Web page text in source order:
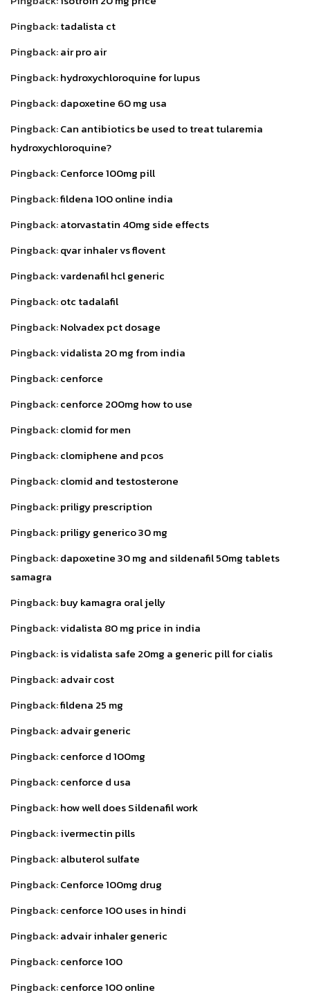
Pingback:tadalista ct
Pingback:air pro air
Pingback:hydroxychloroquine for lupus
Pingback:dapoxetine 60 mg usa
Pingback:Can antibiotics be used to treat tularemia
hydroxychloroquine?
Pingback:Cenforce 100mg pill
Pingback:fildena 100 online india
Pingback:atorvastatin 40mg side effects
Pingback:qvar inhaler vs flovent
Pingback:vardenafil hcl generic
Pingback:otc tadalafil
Pingback:Nolvadex pct dosage
Pingback:vidalista 20 mg from india
Pingback:cenforce
Pingback:cenforce 200mg how to use
Pingback:clomid for men
Pingback:clomiphene and pcos
Pingback:clomid and testosterone
Pingback:priligy prescription
Pingback:priligy generico 30 mg
Pingback:dapoxetine 30 mg and sildenafil 50mg tablets
samagra
Pingback:buy kamagra oral jelly
Pingback:vidalista 80 mg price in india
Pingback:is vidalista safe 20mg a generic pill for cialis
Pingback:advair cost
Pingback:fildena 25 mg
Pingback:advair generic
Pingback:cenforce d 100mg
Pingback:cenforce d usa
Pingback:how well does Sildenafil work
Pingback:ivermectin pills
Pingback:albuterol sulfate
Pingback:Cenforce 100mg drug
Pingback:cenforce 100 uses in hindi
Pingback:advair inhaler generic
Pingback:cenforce 100
Pingback:cenforce 100 online